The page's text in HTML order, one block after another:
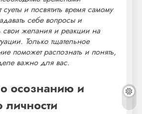
суеты и посвятить время самому
себе вопросы и
свои желания и реакции на
Только тщательное
поможет распознать и понять,
важно для вас.
осознанию и
личности